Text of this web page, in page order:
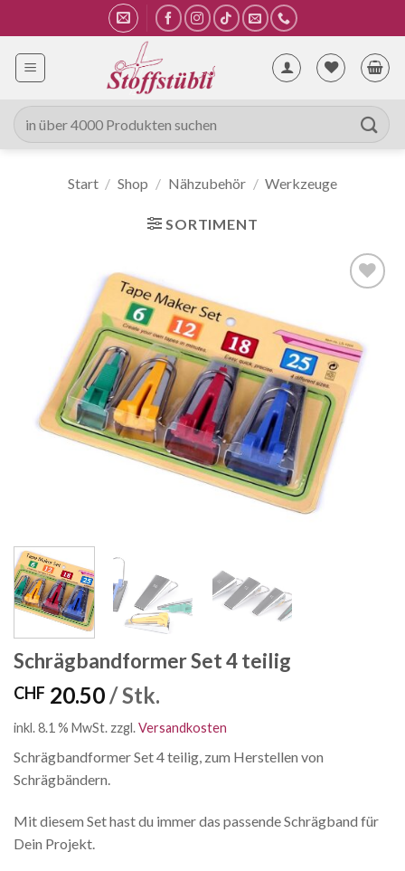
Inhalt
springen
Suche
nach:
Start / Shop / Nähzubehör / Werkzeuge
SORTIMENT
Schrägbandformer Set 4 teilig
CHF 20.50/ Stk.
inkl. 8.1 % MwSt. zzgl.Versandkosten
Schrägbandformer Set 4 teilig, zum Herstellen von
Schrägbändern.
Mit diesem Set hast du immer das passende Schrägband für
Dein Projekt.